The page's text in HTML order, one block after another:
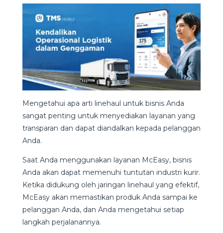
Mengetahui apa arti linehaul untuk bisnis Anda
sangat penting untuk menyediakan layanan yang
transparan dan dapat diandalkan kepada pelanggan
Anda.
Saat Anda menggunakan layanan McEasy, bisnis
Anda akan dapat memenuhi tuntutan industri kurir.
Ketika didukung oleh jaringan linehaul yang efektif,
McEasy akan memastikan produk Anda sampai ke
pelanggan Anda, dan Anda mengetahui setiap
langkah perjalanannya.